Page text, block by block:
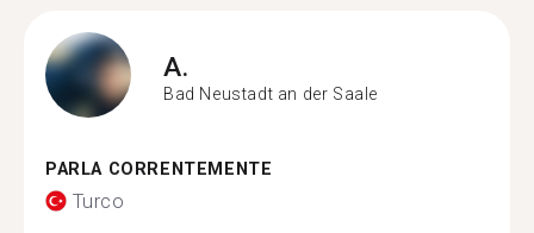
A.
Bad Neustadt an der Saale
PARLA CORRENTEMENTE
Turco